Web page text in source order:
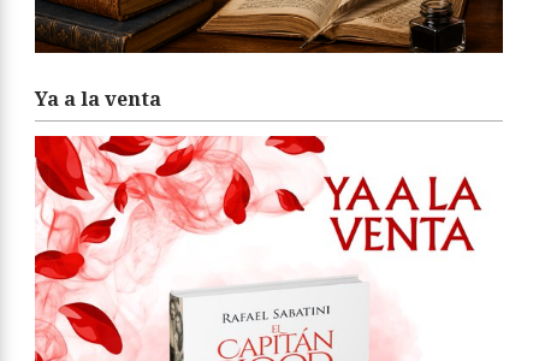
Ya a la venta